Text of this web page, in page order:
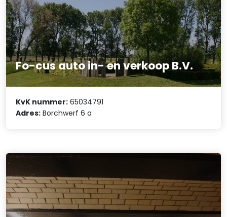
Fo-cus auto in- en verkoop B.V.
KvK nummer: 65034791
Adres: Borchwerf 6 a